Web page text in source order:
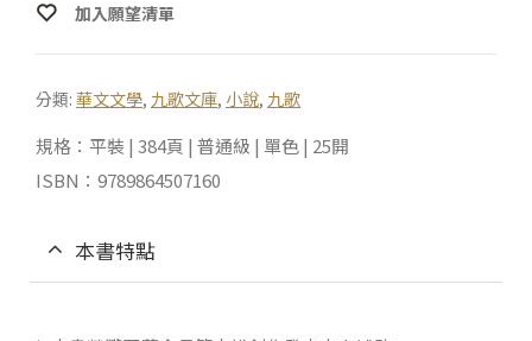
加入願望清單
分類: 華文文學, 九歌文庫, 小說, 九歌
規格：平裝 | 384頁 | 普通級 | 單色 | 25開
ISBN：9789864507160
本書特點